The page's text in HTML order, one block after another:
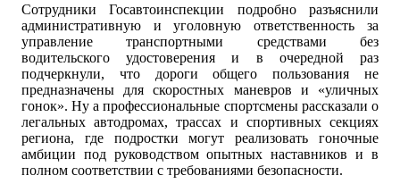
Сотрудники Госавтоинспекции подробно разъяснили
административную и уголовную ответственность за
управление транспортными средствами без
водительского удостоверения и в очередной раз
подчеркнули, что дороги общего пользования не
предназначены для скоростных маневров и «уличных
гонок». Ну а профессиональные спортсмены рассказали о
легальных автодромах, трассах и спортивных секциях
региона, где подростки могут реализовать гоночные
амбиции под руководством опытных наставников и в
полном соответствии с требованиями безопасности.